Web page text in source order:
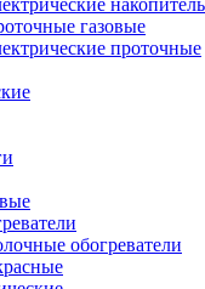
газовые
проточные
обогреватели